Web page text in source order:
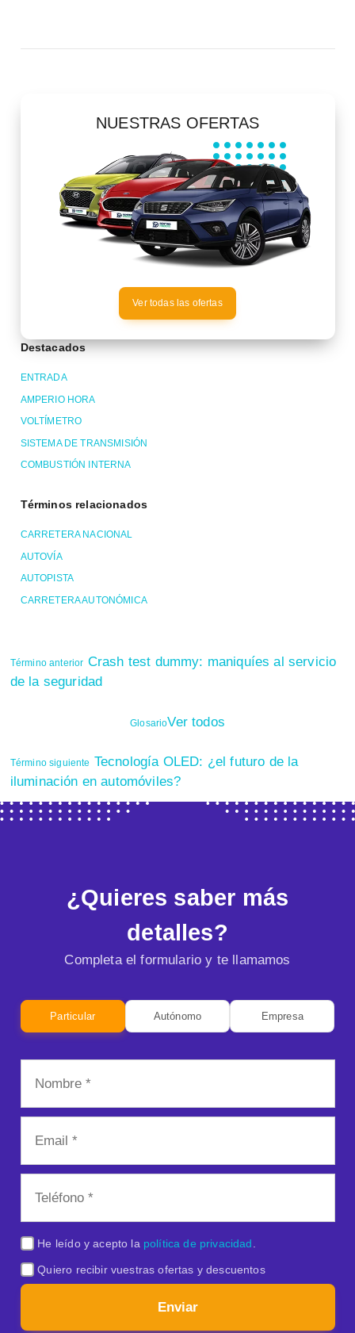
NUESTRAS OFERTAS
Ver todas las ofertas
Destacados
ENTRADA
AMPERIO HORA
VOLTÍMETRO
SISTEMA DE TRANSMISIÓN
COMBUSTIÓN INTERNA
Términos relacionados
CARRETERA NACIONAL
AUTOVÍA
AUTOPISTA
CARRETERA AUTONÓMICA
Término anterior Crash test dummy: maniquíes al servicio
de la seguridad
GlosarioVer todos
Término siguiente Tecnología OLED: ¿el futuro de la
iluminación en automóviles?
¿Quieres saber más
detalles?
Completa el formulario y te llamamos
Particular Autónomo Empresa
He leído y acepto la política de privacidad
Quiero recibir vuestras ofertas y descuentos
Enviar